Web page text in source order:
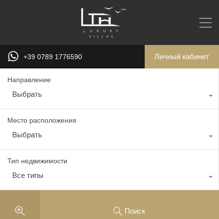
+39 0789 1776590 Личный кабинет
Направление
Выбрать
Место расположения
Выбрать
Тип недвижимости
Все типы
Поиск